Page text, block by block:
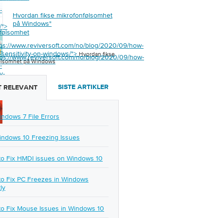
"
www.reviversoft.com/no/blog/2020/09/how-
">
Hvordan fikse mikrofonfølsomhet
på Windows"
www.reviversoft.com/no/blog/2020/09/how-
sensitivity-on-windows/"> Hvordan fikse
på Windows
RELEVANT SISTE ARTIKLER
7 File Errors
10 Freezing Issues
Fix HMDI issues on Windows 10
Fix PC Freezes in Windows
Fix Mouse Issues in Windows 10